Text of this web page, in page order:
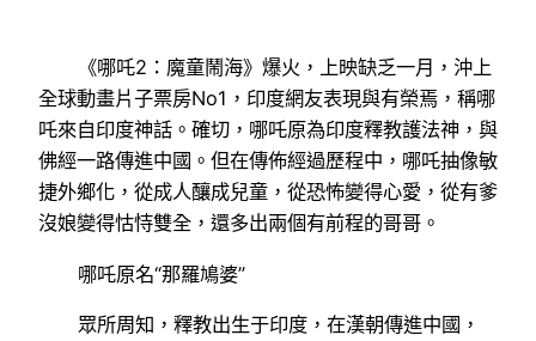
《哪吒2：魔童鬧海》爆火，上映缺乏一月，沖上
全球動畫片子票房No1，印度網友表現與有榮焉，稱哪
吒來自印度神話。確切，哪吒原為印度釋教護法神，與
佛經一路傳進中國。但在傳佈經過歷程中，哪吒抽像敏
捷外鄉化，從成人釀成兒童，從恐怖變得心愛，從有爹
沒娘變得怙恃雙全，還多出兩個有前程的哥哥。
哪吒原名“那羅鳩婆”
眾所周知，釋教出生于印度，在漢朝傳進中國，